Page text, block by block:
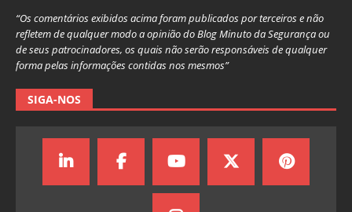
“Os comentários exibidos acima foram publicados por terceiros e não
refletem de qualquer modo a opinião do Blog Minuto da Segurança ou
de seus patrocinadores, os quais não serão responsáveis de qualquer
forma pelas informações contidas nos mesmos”
SIGA-NOS